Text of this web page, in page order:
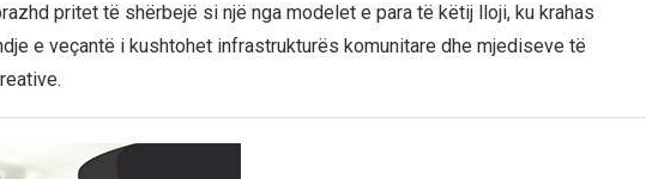
pritet të shërbejë si një nga modelet e para të këtij lloji, ku krahas
e veçantë i kushtohet infrastrukturës komunitare dhe mjediseve të